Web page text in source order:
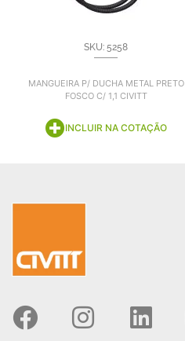
SKU: 5258
MANGUEIRA P/ DUCHA METAL PRETO
FOSCO C/ 1,1 CIVITT
INCLUIR NA COTAÇÃO